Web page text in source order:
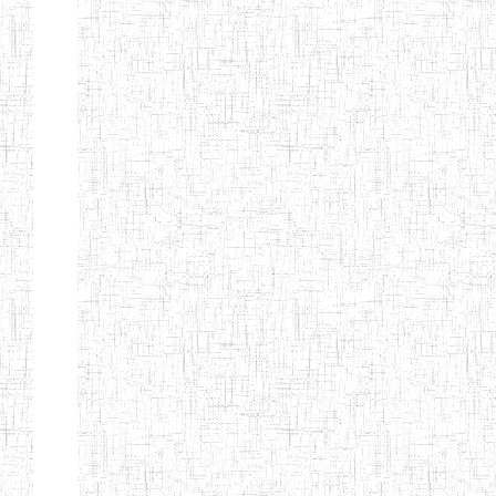
Début Préc. 1 2 3 4 5
6
Suivant
Fin
Etablissements
d'enseignement
secondaire
technique
et
professionnel